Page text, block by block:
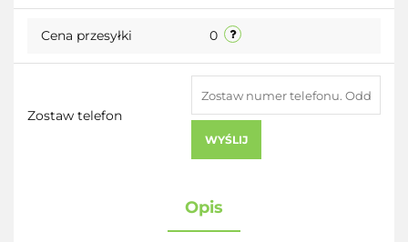
Cena przesyłki 0
Zostaw telefon
WYŚLIJ
Opis